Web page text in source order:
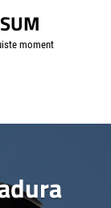
moment